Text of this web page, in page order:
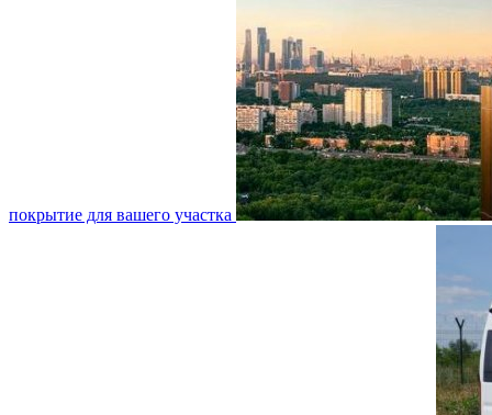
покрытие для вашего участка